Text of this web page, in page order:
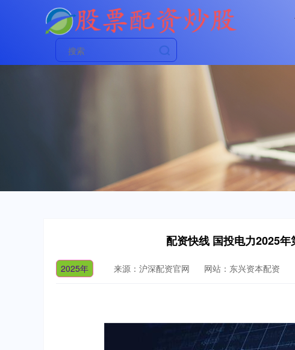
配资快线 国投电力2025
2025年 来源：沪深配资官网 网站：东兴资本配资